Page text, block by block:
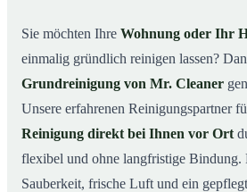
04 So läuft die Grundreinigung in
05 Wann ist eine Grundreinigung
06Grundreinigung in Crostwitz &
Jetzt kostenloses Angebot
Sie möchten Ihre Wohnung oder Ihr
einmalig gründlich reinigen lassen?
Grundreinigung von Mr. Cleaner
Unsere erfahrenen Reinigungspartner
Reinigung direkt bei Ihnen vor Ort
flexibel und ohne langfristige Bindung.
Sauberkeit, frische Luft und ein